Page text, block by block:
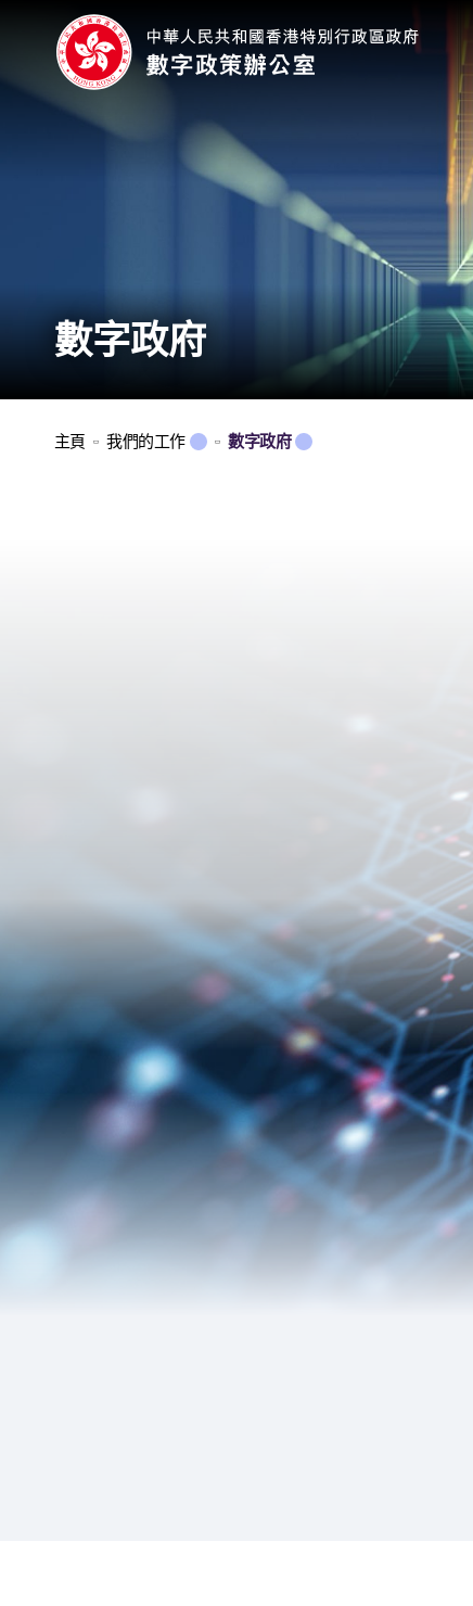
數字政府
主頁 我們的工作 數字政府
數字政策辦公室數字政府科牽頭帶動數字政府建設，為
訂數字計劃以改善公共服務。數字政府科亦會致力把數